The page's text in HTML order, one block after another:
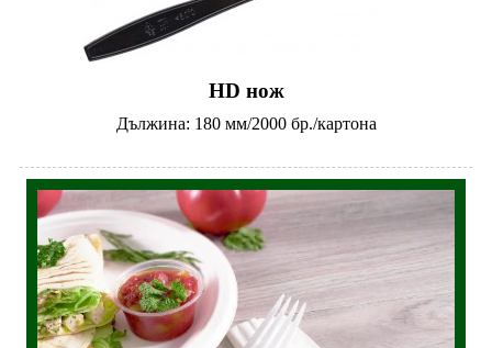
HD нож
Дължина: 180 мм/2000 бр./картона